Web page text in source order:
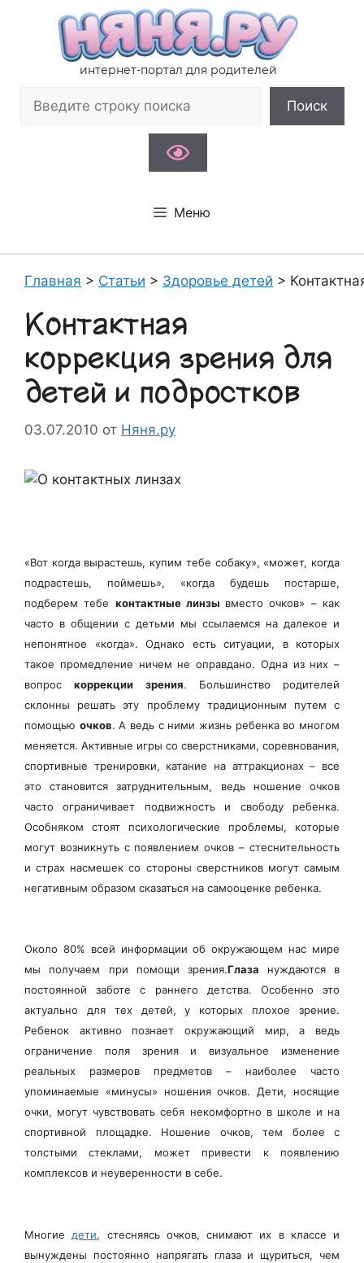
содержимому
интернет-портал для родителей
Поиск
Меню
Главная > Статьи > Здоровье детей >
Контактная
коррекция зрения для
детей и подростков
03.07.2010 от Няня.ру
«Вот когда вырастешь, купим тебе собаку», «может, когда
подрастешь, поймешь», «когда будешь постарше,
подберем тебе контактные линзы вместо очков» – как
часто в общении с детьми мы ссылаемся на далекое и
непонятное «когда». Однако есть ситуации, в которых
такое промедление ничем не оправдано. Одна из них –
вопроскоррекции зрения. Большинство родителей
склонны решать эту проблему традиционным путем с
помощью очков. А ведь с ними жизнь ребенка во многом
меняется. Активные игры со сверстниками, соревнования,
спортивные тренировки, катание на аттракционах – все
это становится затруднительным, ведь ношение очков
часто ограничивает подвижность и свободу ребенка.
Особняком стоят психологические проблемы, которые
могут возникнуть с появлением очков – стеснительность
и страх насмешек со стороны сверстников могут самым
негативным образом сказаться на самооценке ребенка.
Около 80% всей информации об окружающем нас мире
мы получаем при помощи зрения.Глаза нуждаются в
постоянной заботе с раннего детства. Особенно это
актуально для тех детей, у которых плохое зрение.
Ребенок активно познает окружающий мир, а ведь
ограничение поля зрения и визуальное изменение
реальных размеров предметов – наиболее часто
упоминаемые «минусы» ношения очков. Дети, носящие
очки, могут чувствовать себя некомфортно в школе и на
спортивной площадке. Ношение очков, тем более с
толстыми стеклами, может привести к появлению
комплексов и неуверенности в себе.
Многие дети, стесняясь очков, снимают их в классе и
вынуждены постоянно напрягать глаза и щуриться, чем